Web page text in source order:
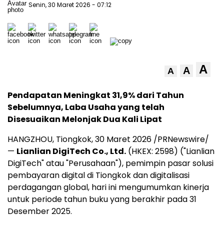
Senin, 30 Maret 2026 - 07:12
A A A
Pendapatan Meningkat 31,9% dari Tahun
Sebelumnya, Laba Usaha yang telah
Disesuaikan Melonjak Dua Kali Lipat
HANGZHOU, Tiongkok,30 Maret 2026 /PRNewswire/
— Lianlian DigiTech Co., Ltd. (HKEX: 2598) ("Lianlian
DigiTech" atau "Perusahaan"), pemimpin pasar solusi
pembayaran digital di Tiongkok dan digitalisasi
perdagangan global, hari ini mengumumkan kinerja
untuk periode tahun buku yang berakhir pada 31
Desember 2025.